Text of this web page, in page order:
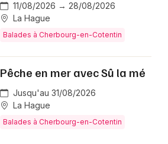
11/08/2026 → 28/08/2026
La Hague
Balades à Cherbourg-en-Cotentin
Pêche en mer avec Sû la mé
Jusqu'au 31/08/2026
La Hague
Balades à Cherbourg-en-Cotentin